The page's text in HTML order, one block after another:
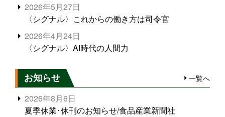
2026年5月27日
〈シグナル〉これからの働き方は司令官
2026年4月24日
〈シグナル〉AI時代の人間力
お知らせ 一覧へ
2026年8月6日
夏季休業･休刊のお知らせ/食品産業新聞社